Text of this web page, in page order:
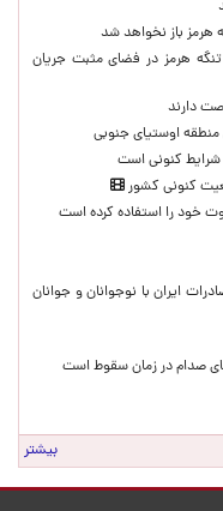
هرمز باز نخواهد شد
تنگه هرمز در فضای مثبت جریان
منطقه اوستیای جنوبی
شرایط کنونی است
کنونی کشور
ایران با نوجوانان و جوانان
صدام در زمان سقوط است
بیشتر